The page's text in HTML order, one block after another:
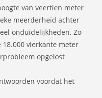
van veertien meter
meerderheid achter
onduidelijkheden. Zo
18.000 vierkante meter
opgelost
voordat het